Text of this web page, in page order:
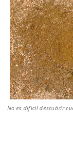
No es dificil descubrir